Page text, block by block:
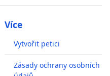
Více
Vytvořit petici
Zásady ochrany osobních